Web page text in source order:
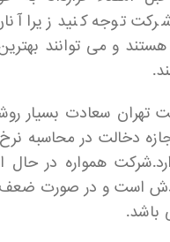
توجه کنید زیرا
هستند و می توانند
تهران سعادت
دخالت در محاسبه نرخ
همواره در حال
است و در صورت
باشد.